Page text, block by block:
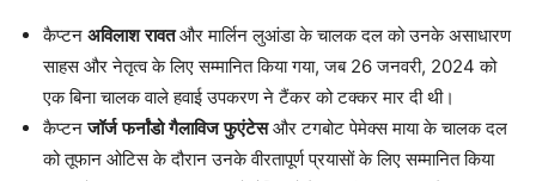
कैप्टन अविलाश रावतऔर मार्लिन लुआंडा के चालक दल को उनके असाधारण
साहस और नेतृत्व के लिए सम्मानित किया गया, जब 26 जनवरी, 2024 को
एक बिना चालक वाले हवाई उपकरण ने टैंकर को टक्कर मार दी थी।
कैप्टनजॉर्ज फर्नांडो गैलाविज फुएंटेसऔर टगबोट पेमेक्स माया के चालक दल
को तूफान ओटिस के दौरान उनके वीरतापूर्ण प्रयासों के लिए सम्मानित किया